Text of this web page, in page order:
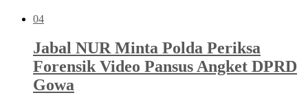
04
Jabal NUR Minta Polda Periksa
Forensik Video Pansus Angket DPRD
Gowa